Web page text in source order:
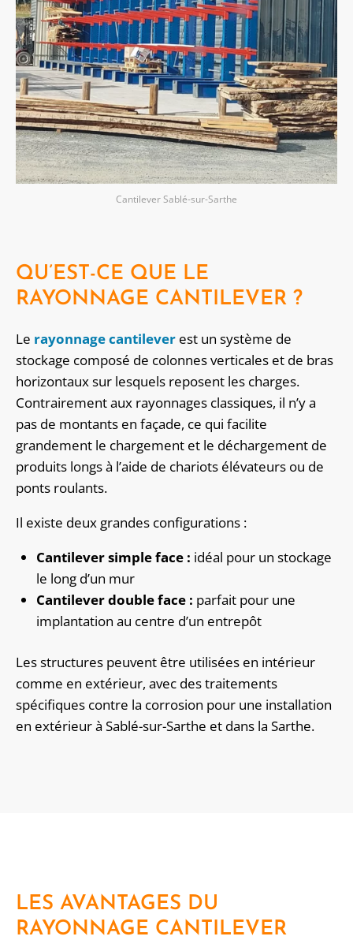
Cantilever Sablé-sur-Sarthe
QU’EST-CE QUE LE
RAYONNAGE CANTILEVER ?
Le rayonnage cantilever est un système de
stockage composé de colonnes verticales et de bras
horizontaux sur lesquels reposent les charges.
Contrairement aux rayonnages classiques, il n’y a
pas de montants en façade, ce qui facilite
grandement le chargement et le déchargement de
produits longs à l’aide de chariots élévateurs ou de
ponts roulants.
Il existe deux grandes configurations :
Cantilever simple face : idéal pour un stockage
le long d’un mur
Cantilever double face : parfait pour une
implantation au centre d’un entrepôt
Les structures peuvent être utilisées en intérieur
comme en extérieur, avec des traitements
spécifiques contre la corrosion pour une installation
en extérieur à Sablé-sur-Sarthe et dans la Sarthe.
LES AVANTAGES DU
RAYONNAGE CANTILEVER